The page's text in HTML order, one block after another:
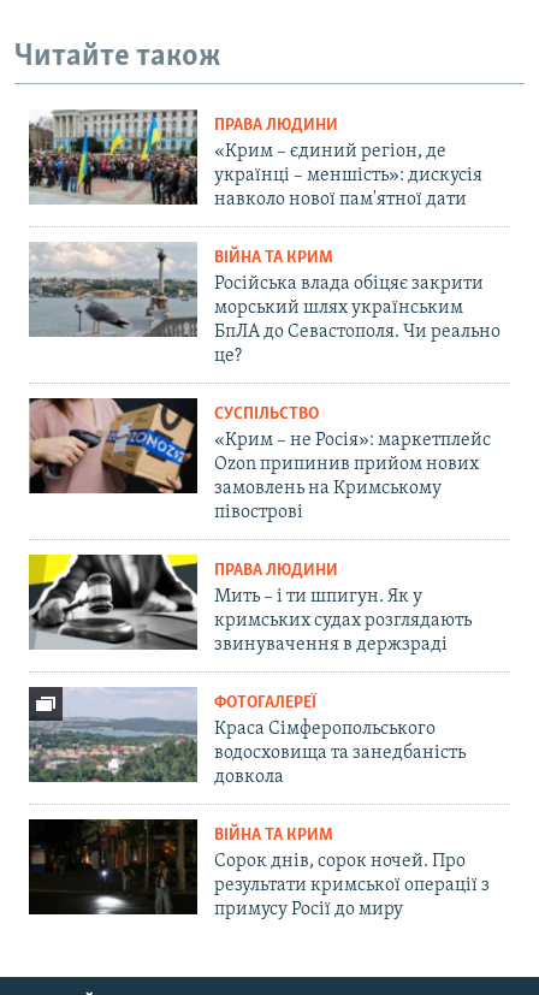
Читайте також
ПРАВА ЛЮДИНИ
«Крим – єдиний регіон, де
українці – меншість»: дискусія
навколо нової пам'ятної дати
ВІЙНА ТА КРИМ
Російська влада обіцяє закрити
морський шлях українським
БпЛА до Севастополя. Чи реально
це?
СУСПІЛЬСТВО
«Крим – не Росія»: маркетплейс
Ozon припинив прийом нових
замовлень на Кримському
півострові
ПРАВА ЛЮДИНИ
Мить – і ти шпигун. Як у
кримських судах розглядають
звинувачення в держзраді
ФОТОГАЛЕРЕЇ
Краса Сімферопольського
водосховища та занедбаність
довкола
ВІЙНА ТА КРИМ
Сорок днів, сорок ночей. Про
результати кримської операції з
примусу Росії до миру